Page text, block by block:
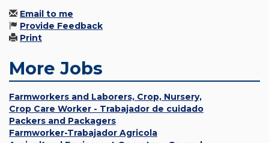
Email to me
Provide Feedback
Print
More Jobs
Farmworkers and Laborers, Crop, Nursery,
Crop Care Worker - Trabajador de cuidado
Packers and Packagers
Farmworker-Trabajador Agricola